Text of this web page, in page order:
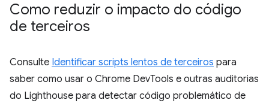
Como reduzir o impacto do código
de terceiros
Consulte Identificar scripts lentos de terceiros para
saber como usar o Chrome DevTools e outras auditorias
do Lighthouse para detectar código problemático de